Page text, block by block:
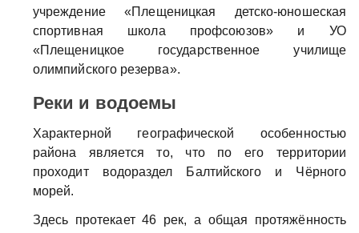
учреждение «Плещеницкая детско-юношеская
спортивная школа профсоюзов» и УО
«Плещеницкое государственное училище
олимпийского резерва».
Реки и водоемы
Характерной географической особенностью
района является то, что по его территории
проходит водораздел Балтийского и Чёрного
морей.
Здесь протекает 46 рек, а общая протяжённость